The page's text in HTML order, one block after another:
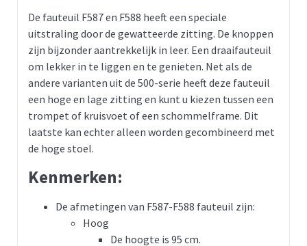
De fauteuil F587 en F588 heeft een speciale
uitstraling door de gewatteerde zitting. De knoppen
zijn bijzonder aantrekkelijk in leer. Een draaifauteuil
om lekker in te liggen en te genieten. Net als de
andere varianten uit de 500-serie heeft deze fauteuil
een hoge en lage zitting en kunt u kiezen tussen een
trompet of kruisvoet of een schommelframe. Dit
laatste kan echter alleen worden gecombineerd met
de hoge stoel.
Kenmerken:
De afmetingen van F587-F588 fauteuil zijn:
Hoog
De hoogte is 95 cm.